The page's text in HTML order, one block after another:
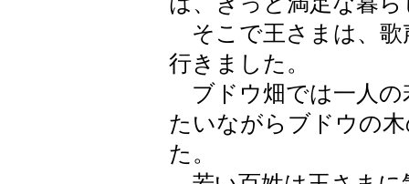
そこで王さまは、歌
行きました。
ブドウ畑では一人の
たいながらブドウの
た。